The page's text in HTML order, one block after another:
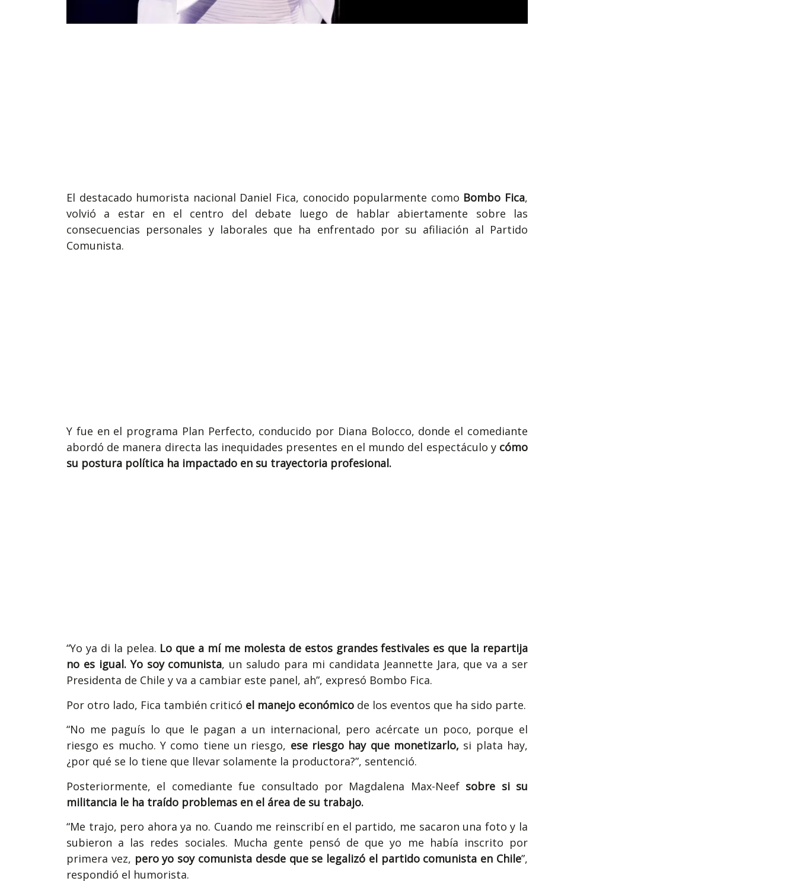
El destacado humorista nacional Daniel Fica, conocido popularmente como Bombo Fica,
volvió a estar en el centro del debate luego de hablar abiertamente sobre las
consecuencias personales y laborales que ha enfrentado por su afiliación al Partido
Comunista.
Y fue en el programa Plan Perfecto, conducido por Diana Bolocco, donde el comediante
abordó de manera directa las inequidades presentes en el mundo del espectáculo y cómo
su postura política ha impactado en su trayectoria profesional.
“Yo ya di la pelea. Lo que a mí me molesta de estos grandes festivales es que la repartija
no es igual. Yo soy comunista, un saludo para mi candidata Jeannette Jara, que va a ser
Presidenta de Chile y va a cambiar este panel, ah”, expresó Bombo Fica.
Por otro lado, Fica también criticó el manejo económico de los eventos que ha sido parte.
“No me paguís lo que le pagan a un internacional, pero acércate un poco, porque el
riesgo es mucho. Y como tiene un riesgo, ese riesgo hay que monetizarlo, si plata hay,
¿por qué se lo tiene que llevar solamente la productora?”, sentenció.
Posteriormente, el comediante fue consultado por Magdalena Max-Neef sobre si su
militancia le ha traído problemas en el área de su trabajo.
“Me trajo, pero ahora ya no. Cuando me reinscribí en el partido, me sacaron una foto y la
subieron a las redes sociales. Mucha gente pensó de que yo me había inscrito por
primera vez, pero yo soy comunista desde que se legalizó el partido comunista en Chile”,
respondió el humorista.